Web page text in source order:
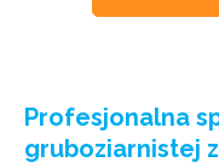
Profesjonalna
gruboziarnistej